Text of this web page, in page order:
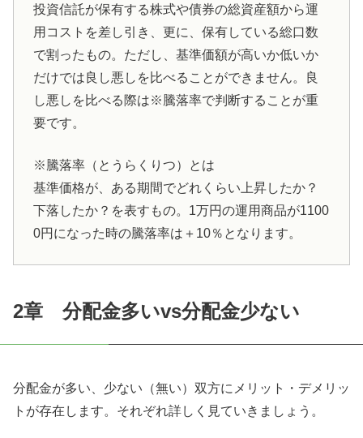
投資信託が保有する株式や債券の総資産額から運
用コストを差し引き、更に、保有している総口数
で割ったもの。ただし、基準価額が高いか低いか
だけでは良し悪しを比べることができません。良
し悪しを比べる際は※騰落率で判断することが重
要です。
※騰落率（とうらくりつ）とは
基準価格が、ある期間でどれくらい上昇したか？
下落したか？を表すもの。1万円の運用商品が1100
0円になった時の騰落率は＋10％となります。
2章 分配金多いvs分配金少ない
分配金が多い、少ない（無い）双方にメリット・デメリッ
トが存在します。それぞれ詳しく見ていきましょう。